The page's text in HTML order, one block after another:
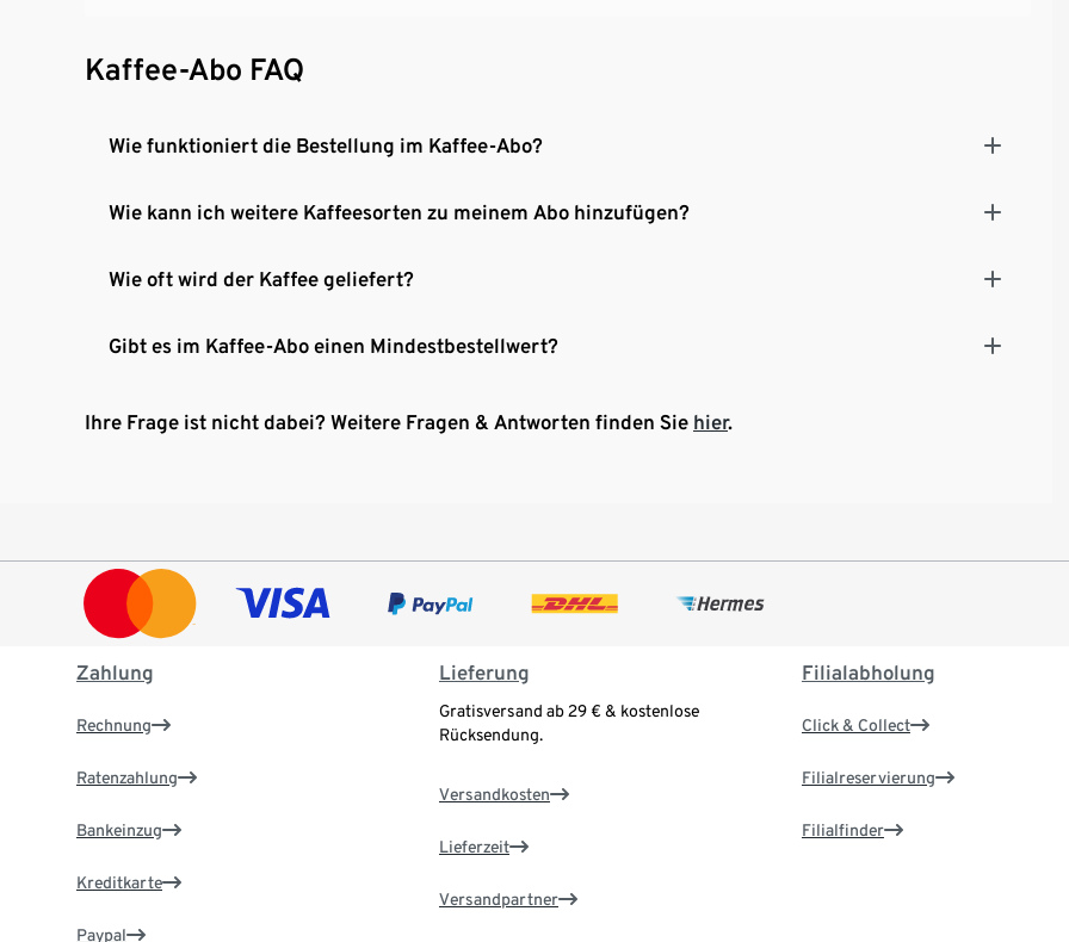
Kaffee-Abo FAQ
Wie funktioniert die Bestellung im Kaffee-Abo?
Wie kann ich weitere Kaffeesorten zu meinem Abo hinzufügen?
Wie oft wird der Kaffee geliefert?
Gibt es im Kaffee-Abo einen Mindestbestellwert?
Ihre Frage ist nicht dabei? Weitere Fragen & Antworten finden Sie hier.
Zahlung
Rechnung
Ratenzahlung
Bankeinzug
Kreditkarte
Paypal
Lieferung
Gratisversand ab 29 € & kostenlose
Rücksendung.
Versandkosten
Lieferzeit
Versandpartner
Filialabholung
Click & Collect
Filialreservierung
Filialfinder